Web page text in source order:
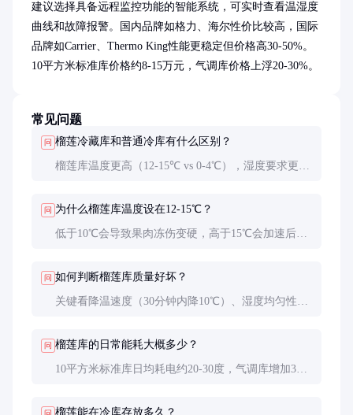
建议选择具备远程监控功能的智能系统，可实时查看温湿度
曲线和故障报警。国内品牌如格力、海尔性价比较高，国际
品牌如Carrier、Thermo King性能更稳定但价格高30-50%。
10平方米标准库价格约8-15万元，气调库价格上浮20-30%。
常见问题
问 榴莲冷藏库和普通冷库有什么区别？
榴莲库温度更高（12-15℃ vs 0-4℃），湿度要求更严
问 为什么榴莲库温度设在12-15℃？
低于10℃会导致果肉冻伤变硬，高于15℃会加速后熟
问 如何判断榴莲库质量好坏？
关键看降温速度（30分钟内降10℃）、湿度均匀性
问 榴莲库的日常能耗大概多少？
10平方米标准库日均耗电约20-30度，气调库增加30%
问 榴莲能在冷库存放多久？